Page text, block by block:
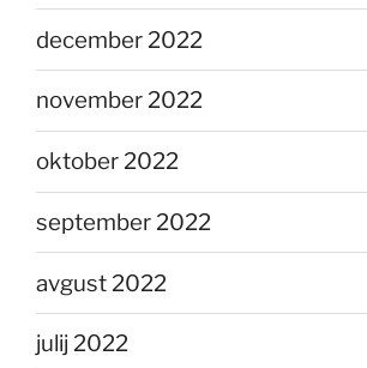
december 2022
november 2022
oktober 2022
september 2022
avgust 2022
julij 2022